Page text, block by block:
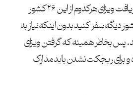
این یعنی اینکه شما با دریافت ویزای هرکدوم از این ۲۶ کشور
راحت به ۲۵ تا کشور دیگه سفر کنید بدون اینکه نیاز به
پس بخاطر همینه که گرفتن ویزای
ریجکت نشدن باید مدارک